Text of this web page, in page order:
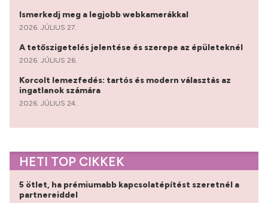
Ismerkedj meg a legjobb webkamerákkal
2026. JÚLIUS 27.
A tetőszigetelés jelentése és szerepe az épületeknél
2026. JÚLIUS 26.
Korcolt lemezfedés: tartós és modern választás az
ingatlanok számára
2026. JÚLIUS 24.
HETI TOP CIKKEK
5 ötlet, ha prémiumabb kapcsolatépítést szeretnél a
partnereiddel